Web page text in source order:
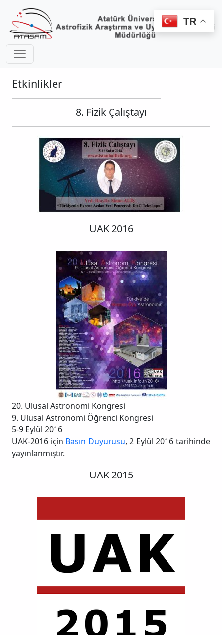
Etkinlikler
8. Fizik Çalıştayı
UAK 2016
20. Ulusal Astronomi Kongresi
9. Ulusal Astronomi Öğrenci Kongresi
5-9 Eylül 2016
UAK-2016 için Basın Duyurusu, 2 Eylül 2016 tarihinde
yayınlanmıştır.
UAK 2015
TR